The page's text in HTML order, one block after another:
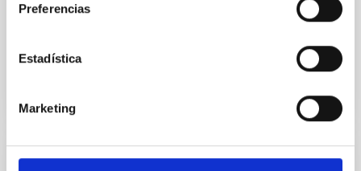
Preferencias
Estadística
Marketing
materia oscura. El estudio se publica en la
NOTA DE PRENSA